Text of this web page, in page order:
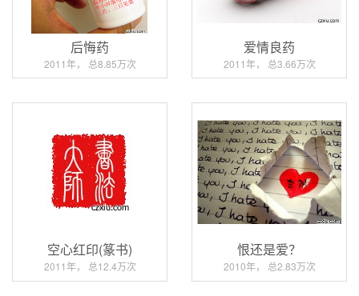
后悔药
2011年， 总8.85万次
爱情良药
2011年， 总3.66万次
空心红印(篆书)
2011年， 总12.4万次
恨还是爱？
2010年， 总2.83万次